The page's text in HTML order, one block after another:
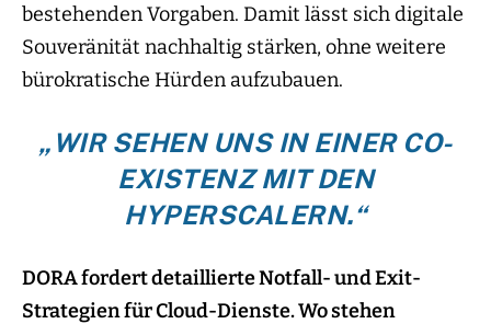
bestehenden Vorgaben. Damit lässt sich digitale
Souveränität nachhaltig stärken, ohne weitere
bürokratische Hürden aufzubauen.
„ WIR SEHEN UNS IN EINER CO-
EXISTENZ MIT DEN
HYPERSCALERN.“
DORA fordert detaillierte Notfall- und Exit-
Strategien für Cloud-Dienste. Wo stehen